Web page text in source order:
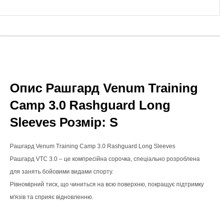
Опис Рашгард Venum Training
Camp 3.0 Rashguard Long
Sleeves Розмір: S
Рашгард Venum Training Camp 3.0 Rashguard Long Sleeves
Рашгард VTC 3.0 – це компресійна сорочка, спеціально розроблена
для занять бойовими видами спорту.
Рівномірний тиск, що чиниться на всю поверхню, покращує підтримку
м'язів та сприяє відновленню.